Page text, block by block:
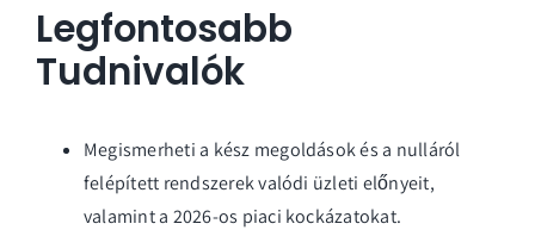
Legfontosabb
Tudnivalók
Megismerheti a kész megoldások és a nulláról
felépített rendszerek valódi üzleti előnyeit,
valamint a 2026-os piaci kockázatokat.